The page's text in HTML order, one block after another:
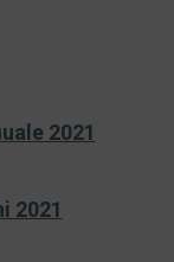
2021
2021